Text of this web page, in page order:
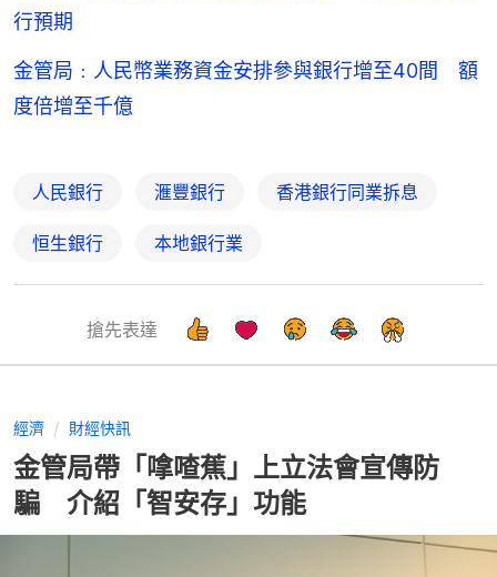
行預期
金管局﹕人民幣業務資金安排參與銀行增至40間 額
度倍增至千億
人民銀行 滙豐銀行 香港銀行同業拆息
恒生銀行 本地銀行業
搶先表達
經濟 財經快訊
金管局帶「嗱喳蕉」上立法會宣傳防
騙 介紹「智安存」功能